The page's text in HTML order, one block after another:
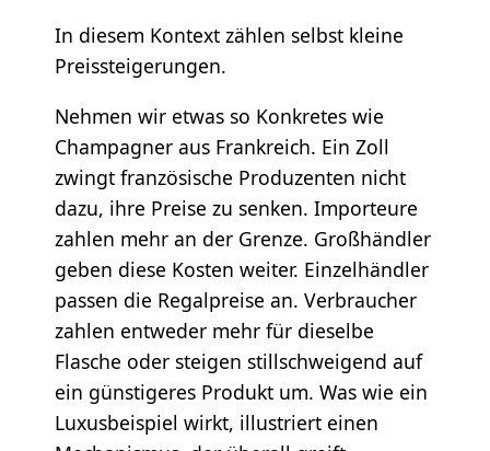
In diesem Kontext zählen selbst kleine
Preissteigerungen.
Nehmen wir etwas so Konkretes wie
Champagner aus Frankreich. Ein Zoll
zwingt französische Produzenten nicht
dazu, ihre Preise zu senken. Importeure
zahlen mehr an der Grenze. Großhändler
geben diese Kosten weiter. Einzelhändler
passen die Regalpreise an. Verbraucher
zahlen entweder mehr für dieselbe
Flasche oder steigen stillschweigend auf
ein günstigeres Produkt um. Was wie ein
Luxusbeispiel wirkt, illustriert einen